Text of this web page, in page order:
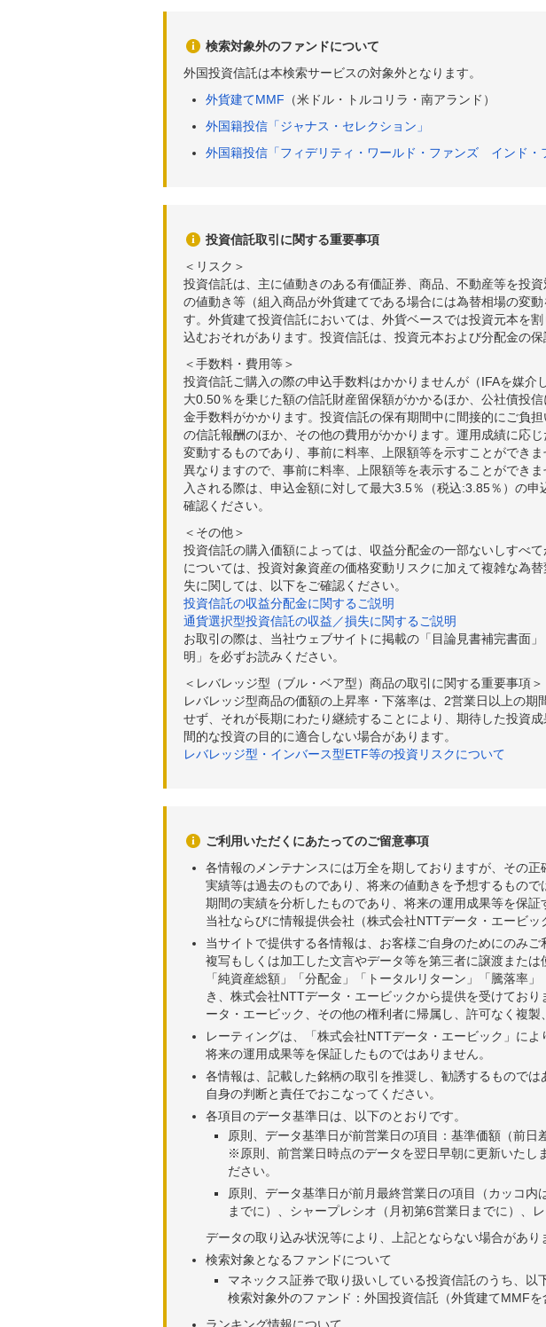
検索対象外のファンドについて
外国投資信託は本検索サービスの対象外となります。
外貨建てMMF （米ドル・トルコリラ・南アランド）
外国籍投信「ジャナス・セレクション」
外国籍投信「フィデリティ・ワールド・ファンズ インド・
投資信託取引に関する重要事項
＜リスク＞
投資信託は、主に値動きのある有価証券、商品、不動産等を投
の値動き等（組入商品が外貨建てである場合には為替相場の変
す。外貨建て投資信託においては、外貨ベースでは投資元本を
込むおそれがあります。投資信託は、投資元本および分配金の保
＜手数料・費用等＞
投資信託ご購入の際の申込手数料はかかりませんが（IFAを媒
大0.50％を乗じた額の信託財産留保額がかかるほか、公社債投
金手数料がかかります。投資信託の保有期間中に間接的にご負
の信託報酬のほか、その他の費用がかかります。運用成績に応
変動するものであり、事前に料率、上限額等を示すことができ
異なりますので、事前に料率、上限額等を表示することができ
入される際は、申込金額に対して最大3.5％（税込:3.85％）の
確認ください。
＜その他＞
投資信託の購入価額によっては、収益分配金の一部ないしすべ
については、投資対象資産の価格変動リスクに加えて複雑な為
失に関しては、以下をご確認ください。
投資信託の収益分配金に関するご説明
通貨選択型投資信託の収益／損失に関するご説明
お取引の際は、当社ウェブサイトに掲載の「目論見書補完書面
明」を必ずお読みください。
＜レバレッジ型（ブル・ベア型）商品の取引に関する重要事項＞
レバレッジ型商品の価額の上昇率・下落率は、2営業日以上の
せず、それが長期にわたり継続することにより、期待した投資
間的な投資の目的に適合しない場合があります。
レバレッジ型・インバース型ETF等の投資リスクについて
ご利用いただくにあたってのご留意事項
各情報のメンテナンスには万全を期しておりますが、その
実績等は過去のものであり、将来の値動きを予想するもの
期間の実績を分析したものであり、将来の運用成果等を保
当社ならびに情報提供会社（株式会社NTTデータ・エービッ
当サイトで提供する各情報は、お客様ご自身のためにのみ
複写もしくは加工した文言やデータ等を第三者に譲渡また
「純資産総額」「分配金」「トータルリターン」「騰落率
き、株式会社NTTデータ・エービックから提供を受けてお
ータ・エービック、その他の権利者に帰属し、許可なく複製
レーティングは、「株式会社NTTデータ・エービック」に
将来の運用成果等を保証したものではありません。
各情報は、記載した銘柄の取引を推奨し、勧誘するもので
自身の判断と責任でおこなってください。
各項目のデータ基準日は、以下のとおりです。
原則、データ基準日が前営業日の項目：基準価額（前日
※原則、前営業日時点のデータを翌日早朝に更新いたし
ださい。
原則、データ基準日が前月最終営業日の項目（カッコ
までに）、シャープレシオ（月初第6営業日までに）、
データの取り込み状況等により、上記とならない場合があ
検索対象となるファンドについて
マネックス証券で取り扱いしている投資信託のうち、以
検索対象外のファンド：外国投資信託（外貨建てMMF